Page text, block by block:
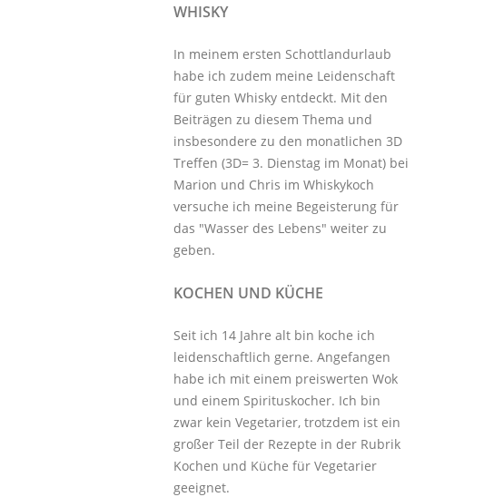
WHISKY
In meinem ersten Schottlandurlaub
habe ich zudem meine Leidenschaft
für guten Whisky entdeckt. Mit den
Beiträgen zu diesem Thema und
insbesondere zu den monatlichen 3D
Treffen (3D= 3. Dienstag im Monat) bei
Marion und Chris im Whiskykoch
versuche ich meine Begeisterung für
das "Wasser des Lebens" weiter zu
geben.
KOCHEN UND KÜCHE
Seit ich 14 Jahre alt bin koche ich
leidenschaftlich gerne. Angefangen
habe ich mit einem preiswerten Wok
und einem Spirituskocher. Ich bin
zwar kein Vegetarier, trotzdem ist ein
großer Teil der Rezepte in der Rubrik
Kochen und Küche für Vegetarier
geeignet.